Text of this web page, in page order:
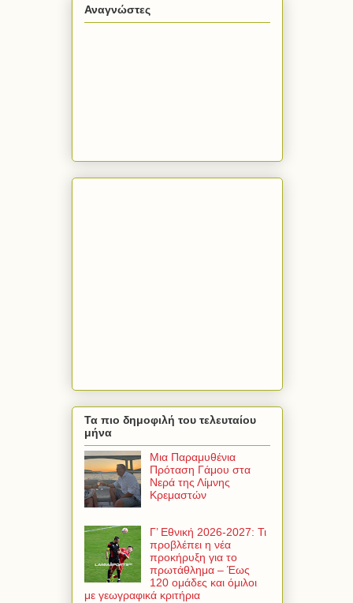
Αναγνώστες
Τα πιο δημοφιλή του τελευταίου
μήνα
Μια Παραμυθένια
Πρόταση Γάμου στα
Νερά της Λίμνης
Κρεμαστών
Γ’ Εθνική 2026-2027: Τι
προβλέπει η νέα
προκήρυξη για το
πρωτάθλημα – Έως
120 ομάδες και όμιλοι
με γεωγραφικά κριτήρια